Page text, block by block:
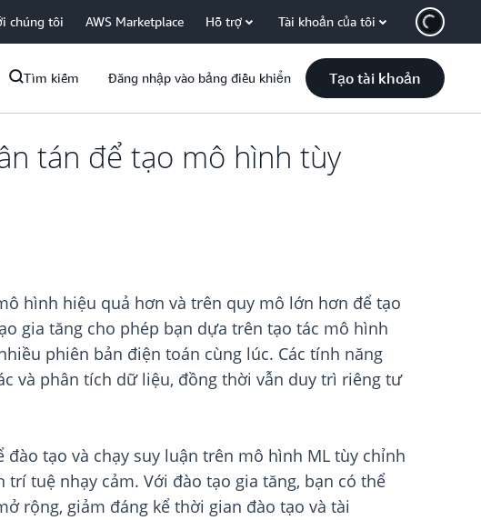
chúng tôi AWS Marketplace Hỗ trợ Tài khoản của tôi
Tìm kiếm Đăng nhập vào bảng điều khiển Tạo tài khoản
tán để tạo mô hình tùy
hình hiệu quả hơn và trên quy mô lớn hơn để tạo
gia tăng cho phép bạn dựa trên tạo tác mô hình
phiên bản điện toán cùng lúc. Các tính năng
và phân tích dữ liệu, đồng thời vẫn duy trì riêng tư
tạo và chạy suy luận trên mô hình ML tùy chỉnh
tuệ nhạy cảm. Với đào tạo gia tăng, bạn có thể
rộng, giảm đáng kể thời gian đào tạo và tài